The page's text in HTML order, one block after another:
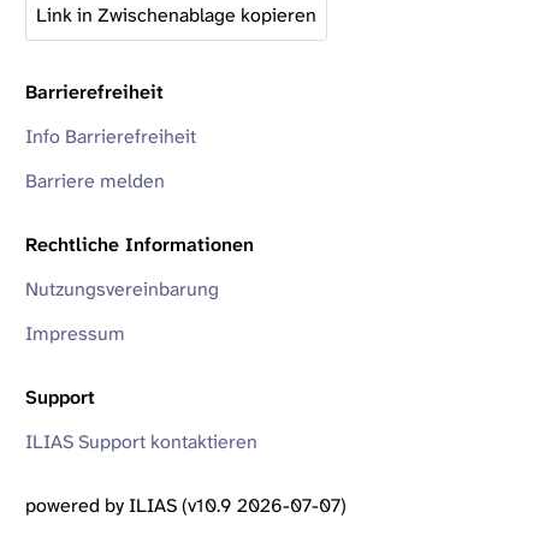
Link in Zwischenablage kopieren
Barrierefreiheit
Info Barrierefreiheit
Barriere melden
Rechtliche Informationen
Nutzungsvereinbarung
Impressum
Support
ILIAS Support kontaktieren
powered by ILIAS (v10.9 2026-07-07)